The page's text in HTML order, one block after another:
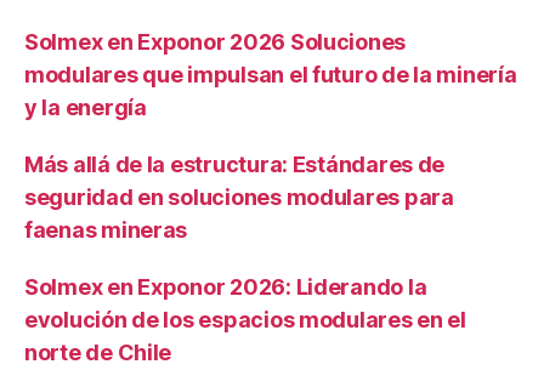
Solmex en Exponor 2026 Soluciones
modulares que impulsan el futuro de la minería
y la energía
Más allá de la estructura: Estándares de
seguridad en soluciones modulares para
faenas mineras
Solmex en Exponor 2026: Liderando la
evolución de los espacios modulares en el
norte de Chile